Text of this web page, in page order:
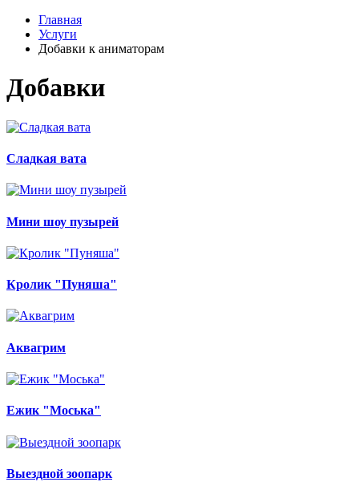
Главная
Услуги
Добавки к аниматорам
Добавки
Сладкая вата
Мини шоу пузырей
Кролик "Пуняша"
Аквагрим
Ежик "Моська"
Выездной зоопарк